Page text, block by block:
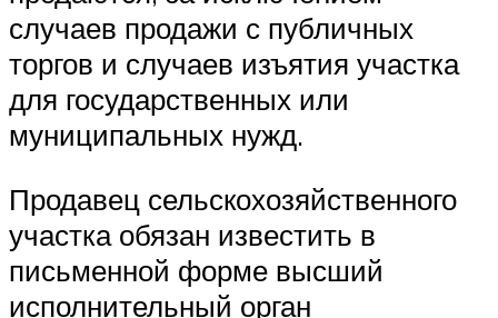
случаев продажи с публичных
торгов и случаев изъятия участка
для государственных или
муниципальных нужд.
Продавец сельскохозяйственного
участка обязан известить в
письменной форме высший
исполнительный орган